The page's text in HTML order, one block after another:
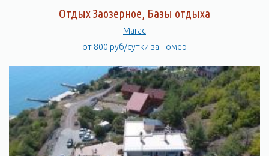
Отдых Заозерное, Базы отдыха
Магас
от 800 руб/сутки за номер